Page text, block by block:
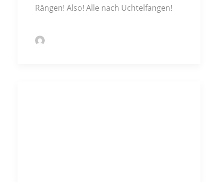
Rängen! Also! Alle nach Uchtelfangen!